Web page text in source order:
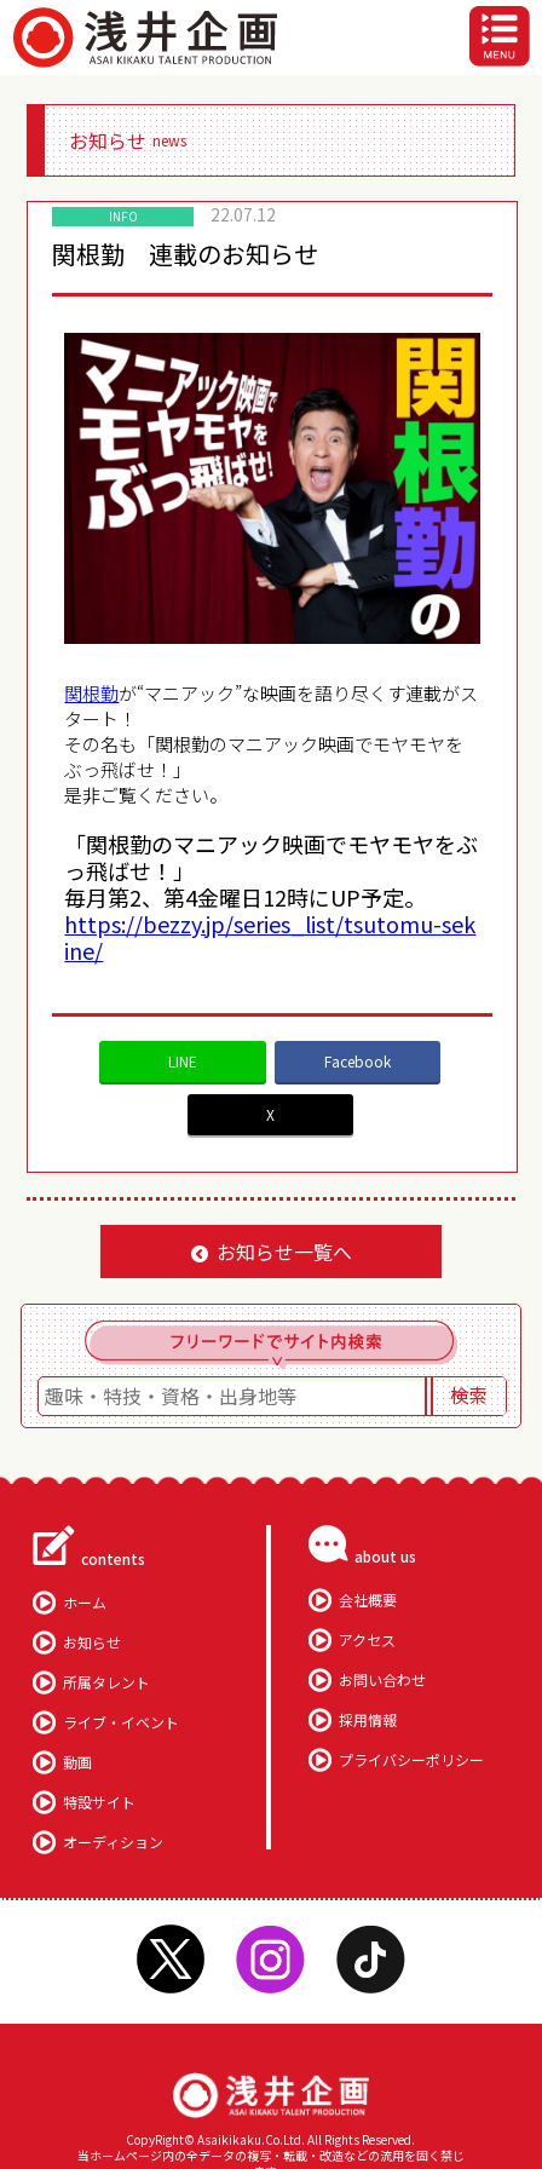
お知らせ news
INFO 22.07.12
関根勤 連載のお知らせ
関根勤が“マニアック”な映画を語り尽くす連載がス
タート！
その名も「関根勤のマニアック映画でモヤモヤを
ぶっ飛ばせ！」
是非ご覧ください。
「関根勤のマニアック映画でモヤモヤをぶ
っ飛ばせ！」
毎月第2、第4金曜日12時にUP予定。
https://bezzy.jp/series_list/tsutomu-sek
ine/
LINE Facebook
X
お知らせ一覧へ
contents
ホーム
お知らせ
所属タレント
ライブ・イベント
動画
特設サイト
オーディション
about us
会社概要
アクセス
お問い合わせ
採用情報
プライバシーポリシー
CopyRight© Asaikikaku.Co.Ltd. All Rights Reserved.
当ホームページ内の全データの複写・転載・改造などの流用を固く禁じ